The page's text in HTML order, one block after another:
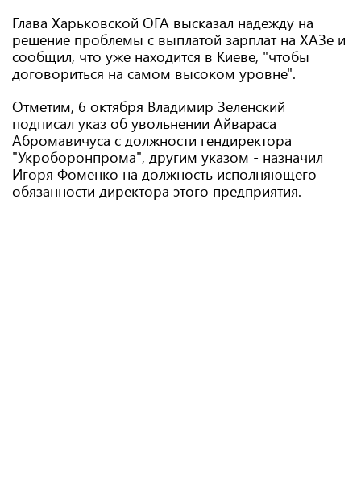
Глава Харьковской ОГА высказал надежду на
решение проблемы с выплатой зарплат на ХАЗе и
сообщил, что уже находится в Киеве, "чтобы
договориться на самом высоком уровне".
Отметим, 6 октября Владимир Зеленский
подписал указ об увольнении Айвараса
Абромавичуса с должности гендиректора
"Укроборонпрома", другим указом - назначил
Игоря Фоменко на должность исполняющего
обязанности директора этого предприятия.